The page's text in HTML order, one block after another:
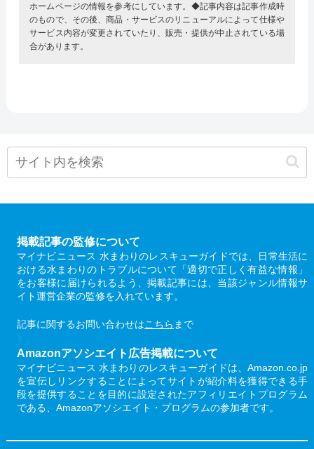
ホームページの情報を参考にしています。◆記事内容は記事作成時
のもので、その後、商品・サービスのリニューアルによって仕様や
サービス内容が変更されていたり、販売・提供が中止されている場
合があります。
掲載記事の監修について
マイナビニュース 水まわりのレスキューガイドでは、日常生活に
おける水まわりのトラブルについて「適切で正しく有益な情報」
をお客様に届けられるよう、掲載記事には、当該ジャンル情報サ
イト運営企業の監修を入れています。
記事に関するお問い合わせはこちら まで
Amazonアソシエイト広告掲載について
マイナビニュース 水まわりのレスキューガイドは、Amazon.co.jp
を宣伝しリンクすることによってサイトが紹介料を獲得できる手
段を提供することを目的に設定されたアフィリエイトプログラム
である、Amazonアソシエイト・プログラムの参加者です。